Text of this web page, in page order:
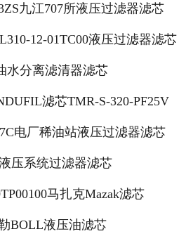
九江707所液压过滤器滤芯
12-01TC00液压过滤器滤芯
水分离滤清器滤芯
滤芯TMR-S-320-PF25V
电厂稀油站液压过滤器滤芯
压系统过滤器滤芯
马扎克Mazak滤芯
BOLL液压油滤芯